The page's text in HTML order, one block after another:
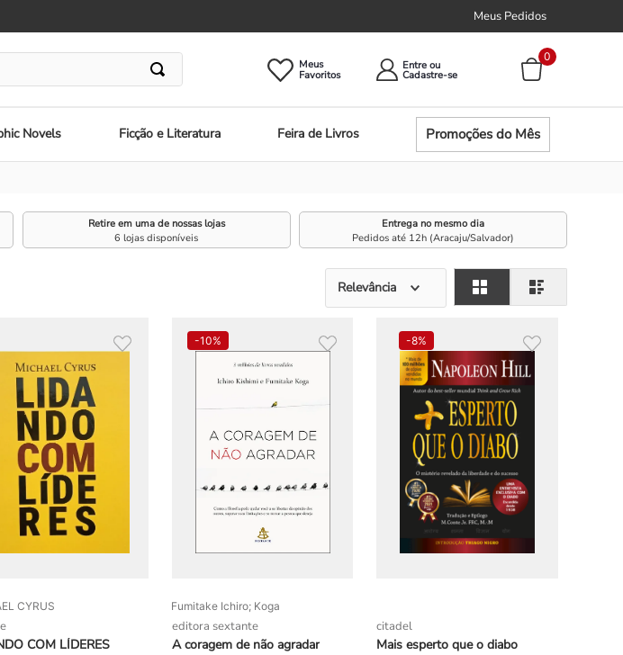
Meus Pedidos
Meus Entre ou
0
Novels Ficção e Literatura Feira de Livros Promoções do Mês
Retire em uma de nossas lojas
6 lojas disponíveis
Entrega no mesmo dia
Pedidos até 12h (Aracaju/Salvador)
Relevância
CYRUS
COM LÍDERES
-10%
Fumitake Ichiro; Koga
editora sextante
A coragem de não agradar
-8%
citadel
Mais esperto que o diabo